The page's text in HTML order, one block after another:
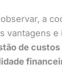
a
vantagens e
de custos